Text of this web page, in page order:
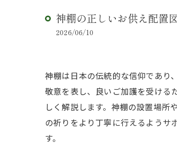
神棚の正しいお供え配置
2026/06/10
神棚は日本の伝統的な信仰であり
敬意を表し、良いご加護を受ける
しく解説します。神棚の設置場所
の祈りをより丁寧に行えるようサ
す。